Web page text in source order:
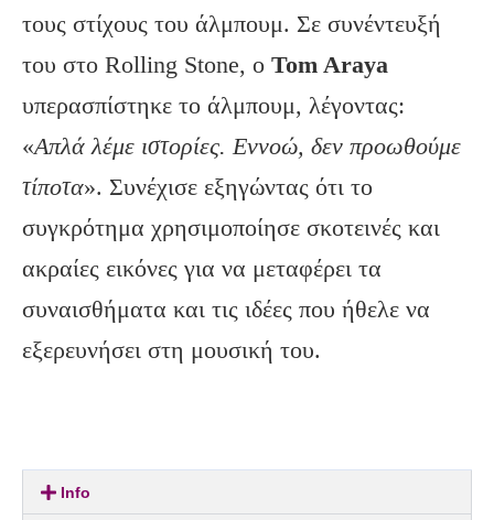
τους στίχους του άλμπουμ. Σε συνέντευξή
του στο Rolling Stone, ο Tom Araya
υπερασπίστηκε το άλμπουμ, λέγοντας:
«Απλά λέμε ιστορίες. Εννοώ, δεν προωθούμε
τίποτα». Συνέχισε εξηγώντας ότι το
συγκρότημα χρησιμοποίησε σκοτεινές και
ακραίες εικόνες για να μεταφέρει τα
συναισθήματα και τις ιδέες που ήθελε να
εξερευνήσει στη μουσική του.
Info